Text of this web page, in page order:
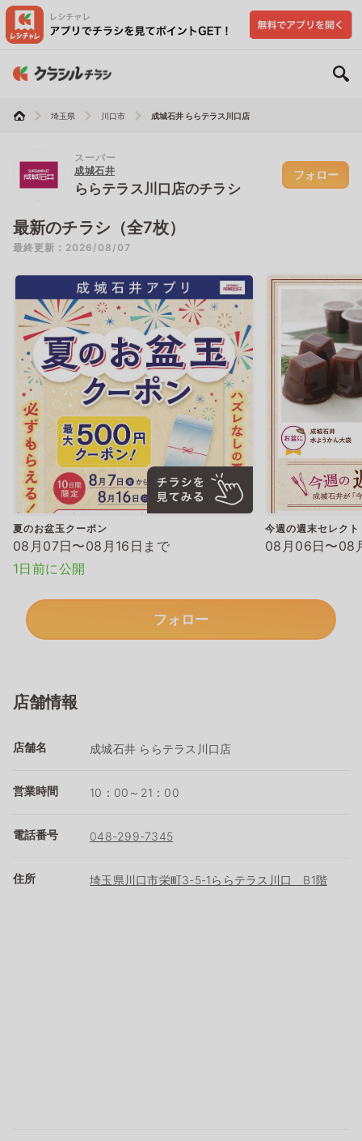
埼玉県 川口市 成城石井 ららテラス川口店
スーパー
成城石井
ららテラス川口店のチラシ
フォロー
最新のチラシ（全7枚）
最終更新：2026/08/07
夏のお盆玉クーポン
08月07日〜08月16日まで
1日前に公開
今週の週末セレクト
08月06日〜08
フォロー
店舗情報
店舗名 成城石井 ららテラス川口店
営業時間 10：00～21：00
電話番号 048-299-7345
住所 埼玉県川口市栄町3-5-1ららテラス川口 B1階